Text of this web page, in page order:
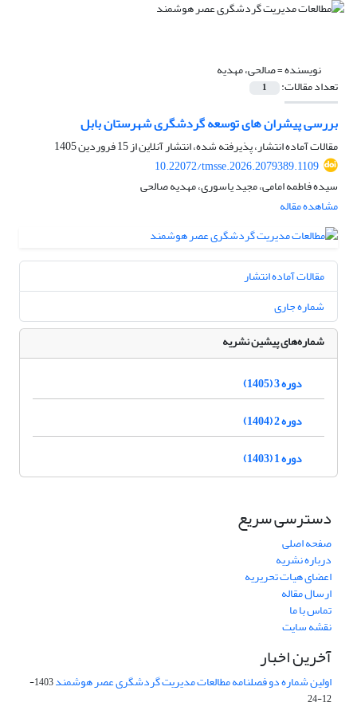
نویسنده =صالحی، مهدیه
تعداد مقالات: 1
بررسی پیشران های توسعه گردشگری شهرستان بابل
مقالات آماده انتشار، پذیرفته شده، انتشار آنلاین از15 فروردین 1405
10.22072/tmsse.2026.2079389.1109
سیده فاطمه امامی، مجید یاسوری، مهدیه صالحی
مشاهده مقاله
مقالات آماده انتشار
شماره جاری
شماره‌های پیشین نشریه
دوره 3 (1405)
دوره 2 (1404)
دوره 1 (1403)
دسترسی سریع
صفحه اصلی
درباره نشریه
اعضای هیات تحریریه
ارسال مقاله
تماس با ما
نقشه سایت
آخرین اخبار
اولین شماره دو فصلنامه مطالعات مدیریت گردشگری عصر هوشمند
1403-
12-24